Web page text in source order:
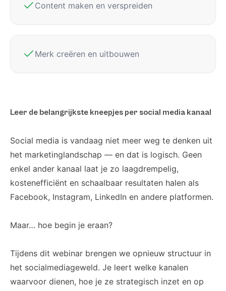
Content maken en verspreiden
Merk creëren en uitbouwen
Leer de belangrijkste kneepjes per social media kanaal
Social media is vandaag niet meer weg te denken uit
het marketinglandschap — en dat is logisch. Geen
enkel ander kanaal laat je zo laagdrempelig,
kostenefficiënt en schaalbaar resultaten halen als
Facebook, Instagram, LinkedIn en andere platformen.
Maar… hoe begin je eraan?
Tijdens dit webinar brengen we opnieuw structuur in
het socialmediageweld. Je leert welke kanalen
waarvoor dienen, hoe je ze strategisch inzet en op